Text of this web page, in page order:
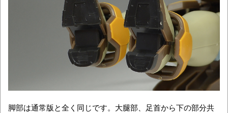
脚部は通常版と全く同じです。大腿部、足首から下の部分共